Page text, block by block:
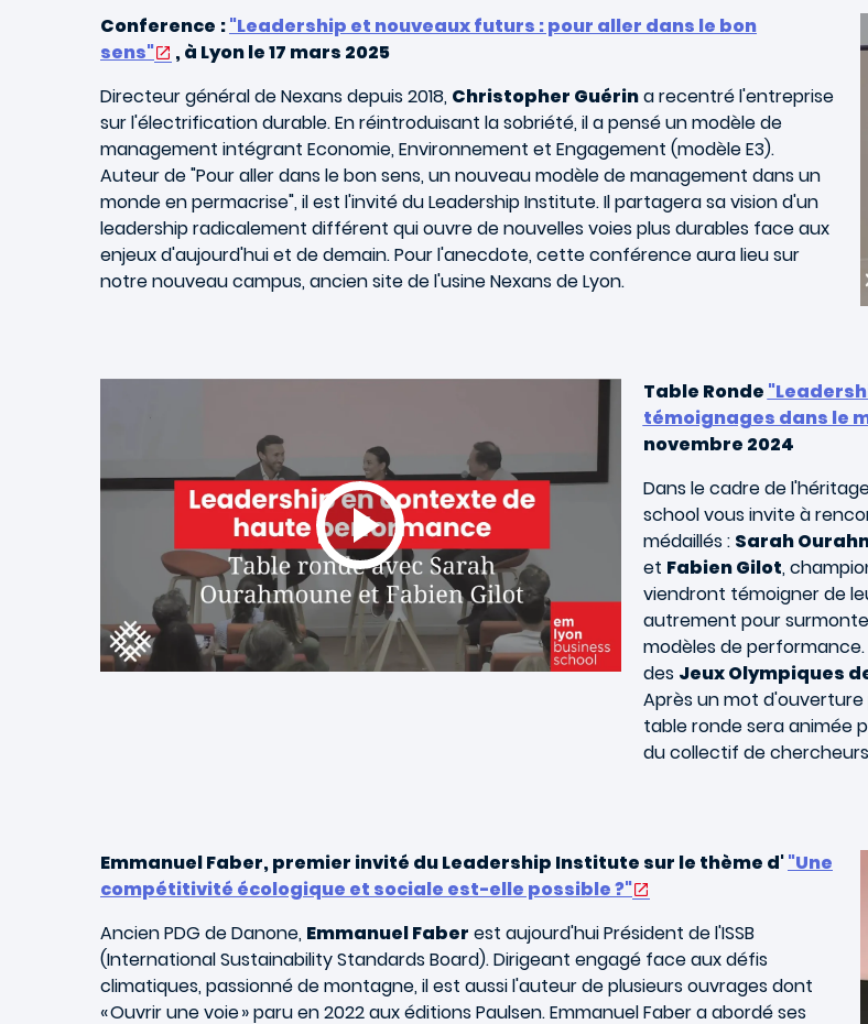
Conference :"Leadership et nouveaux futurs : pour aller dans le bon
sens"
, à Lyon le 17 mars 2025
Directeur général de Nexans depuis 2018, Christopher Guérina recentré l'entreprise
sur l'électrification durable. En réintroduisant la sobriété, il a pensé un modèle de
management intégrant Economie, Environnement et Engagement (modèle E3).
Auteur de "Pour aller dans le bon sens, un nouveau modèle de management dans un
monde en permacrise", il est l'invité du Leadership Institute. Il partagera sa vision d'un
leadership radicalement différent qui ouvre de nouvelles voies plus durables face aux
enjeux d'aujourd'hui et de demain. Pour l'anecdote, cette conférence aura lieu sur
notre nouveau campus, ancien site de l'usine Nexans de Lyon.
Table Ronde
témoignages dans le
novembre 2024
Dans le cadre de
school vous invite à
médaillés : Sarah
et Fabien Gilot,
viendront témoigner de
autrement pour
modèles de
des Jeux Olympiques
Après un mot d'ouverture
table ronde sera animée
du collectif de
Emmanuel Faber, premier invité du Leadership Institute sur le thème d'"Une
compétitivité écologique et sociale est-elle possible ?"
Ancien PDG de Danone, Emmanuel Faber est aujourd'hui Président de l'ISSB
(International Sustainability Standards Board). Dirigeant engagé face aux défis
climatiques, passionné de montagne, il est aussi l'auteur de plusieurs ouvrages dont
« Ouvrir une voie » paru en 2022 aux éditions Paulsen. Emmanuel Faber a abordé ses